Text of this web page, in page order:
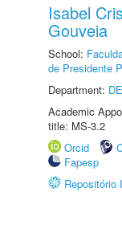
Isabel
Gouveia
School:
de Presidente
Department:
Academic
title: MS-3.2
Orcid
Fapesp
Repositório